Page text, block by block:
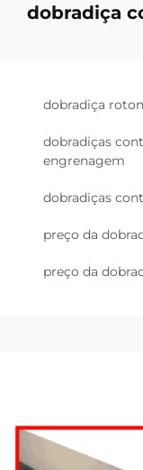
dobradiça
dobradiça roton
dobradiças
engrenagem
dobradiças
preço da
preço da